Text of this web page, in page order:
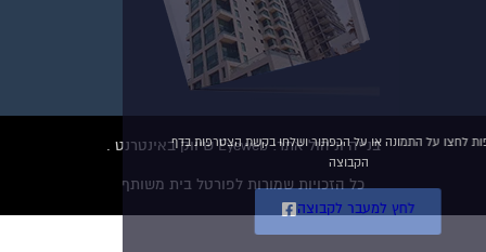
בנייה וניהול אתר: Eyeweb שיווק באינטרנט .
כל הזכויות שמורות לפורטל בית משותף
הצטרפו עכשיו לקבוצת
הפייסבוק הגדולה בישראל
הנותנת מענה לבעיות
הדיור בבית המשותף!!!
להצטרפות לחצו על התמונה או על הכפתור ושלחו בקשת הצטרפות בדף
לחץ למעבר לקבוצה